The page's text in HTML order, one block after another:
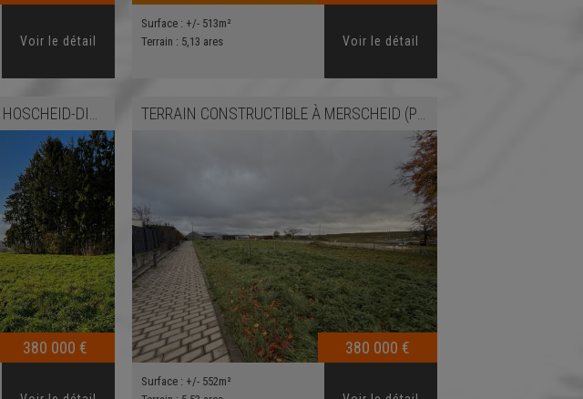
Voir le détail
Surface : +/- 513m²
Terrain : 5,13 ares Voir le détail
HOSCHEID-DICKT
380 000 €
TERRAIN CONSTRUCTIBLE À MERSCHEID (PUTSCHEID)
Surface : +/- 552m²
380 000 €